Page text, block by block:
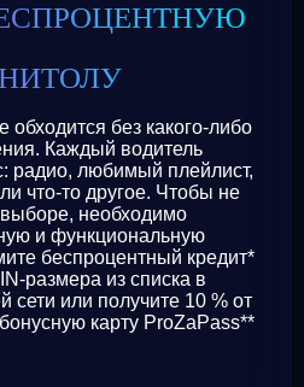
обходится без какого-либо
Каждый водитель
радио, любимый плейлист,
что-то другое. Чтобы не
необходимо
и функциональную
беспроцентный кредит*
размера из списка в
или получите 10 % от
карту ProZaPass**